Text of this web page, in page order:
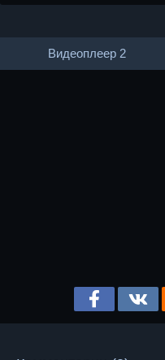
Видеоплеер 2